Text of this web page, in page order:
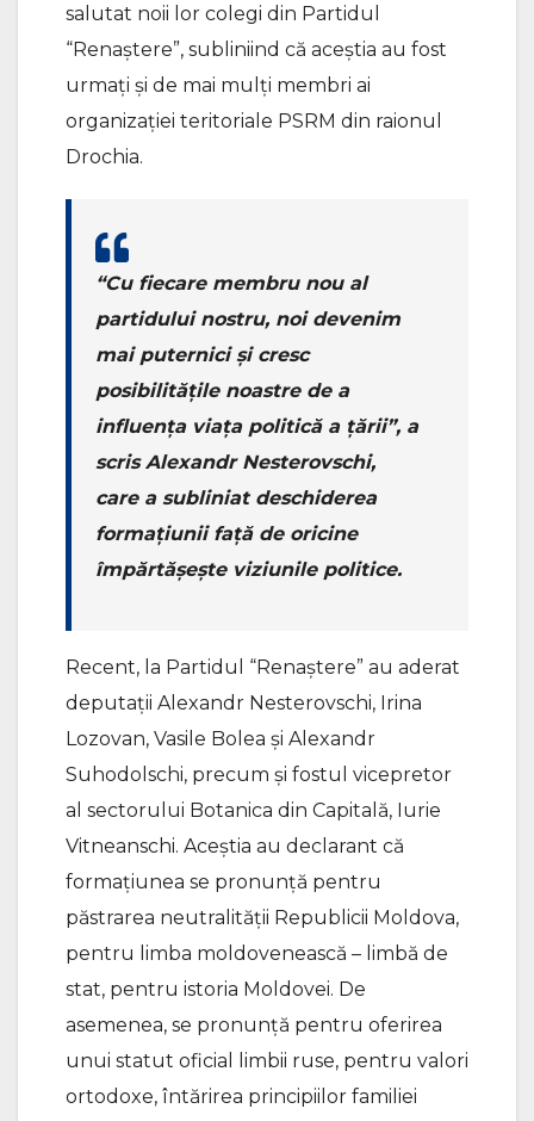
salutat noii lor colegi din Partidul
“Renaștere”, subliniind că aceștia au fost
urmați și de mai mulți membri ai
organizației teritoriale PSRM din raionul
Drochia.
“Cu fiecare membru nou al
partidului nostru, noi devenim
mai puternici și cresc
posibilitățile noastre de a
influența viața politică a țării”, a
scris Alexandr Nesterovschi,
care a subliniat deschiderea
formațiunii față de oricine
împărtășește viziunile politice.
Recent, la Partidul “Renaștere” au aderat
deputații Alexandr Nesterovschi, Irina
Lozovan, Vasile Bolea și Alexandr
Suhodolschi, precum și fostul vicepretor
al sectorului Botanica din Capitală, Iurie
Vitneanschi. Aceștia au declarant că
formațiunea se pronunță pentru
păstrarea neutralității Republicii Moldova,
pentru limba moldovenească – limbă de
stat, pentru istoria Moldovei. De
asemenea, se pronunță pentru oferirea
unui statut oficial limbii ruse, pentru valori
ortodoxe, întărirea principiilor familiei